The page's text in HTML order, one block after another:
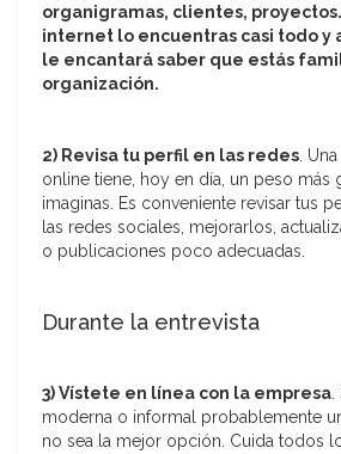
organigramas, clientes,
internet lo encuentras casi todo y
le encantará saber que estás
organización.
2) Revisa tu perfil en las redes.
online tiene, hoy en día, un peso más
imaginas. Es conveniente revisar tus
las redes sociales, mejorarlos,
o publicaciones poco adecuadas.
Durante la entrevista
3) Vístete en línea con la empresa.
moderna o informal probablemente
no sea la mejor opción. Cuida todos